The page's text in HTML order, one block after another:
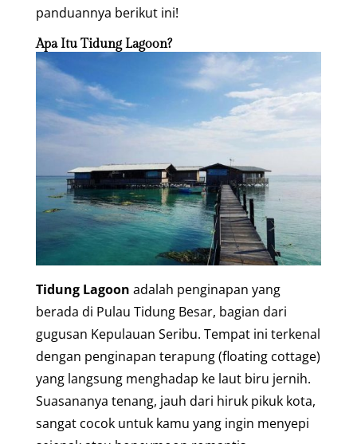
panduannya berikut ini!
Apa Itu Tidung Lagoon?
Tidung Lagoon adalah penginapan yang
berada di Pulau Tidung Besar, bagian dari
gugusan Kepulauan Seribu. Tempat ini terkenal
dengan penginapan terapung (floating cottage)
yang langsung menghadap ke laut biru jernih.
Suasananya tenang, jauh dari hiruk pikuk kota,
sangat cocok untuk kamu yang ingin menyepi